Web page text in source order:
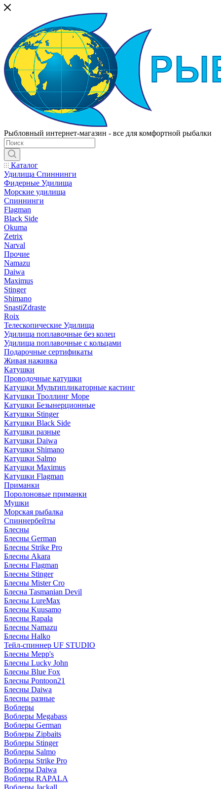
Рыбловный интернет-магазин - все для комфортной рыбалки
Каталог
Удилища Спиннинги
Фидерные Удилища
Морские удилища
Спиннинги
Flagman
Black Side
Okuma
Zetrix
Narval
Прочие
Namazu
Daiwa
Maximus
Stinger
Shimano
SnastiZdraste
Roix
Телескопические Удилища
Удилища поплавочные без колец
Удилища поплавочные с кольцами
Подарочные сертификаты
Живая наживка
Катушки
Проводочные катушки
Катушки Мультипликаторные кастинг
Катушки Троллинг Море
Катушки Безынерционные
Катушки Stinger
Катушки Black Side
Катушки разные
Катушки Daiwa
Катушки Shimano
Катушки Salmo
Катушки Maximus
Катушки Flagman
Приманки
Поролоновые приманки
Мушки
Морская рыбалка
Спиннербейты
Блесны
Блесны German
Блесны Strike Pro
Блесны Akara
Блесны Flagman
Блесны Stinger
Блесны Mister Cro
Блесна Tasmanian Devil
Блесны LureMax
Блесны Kuusamo
Блесны Rapala
Блесны Namazu
Блесны Halko
Тейл-спиннер UF STUDIO
Блесны Mepp's
Блесны Lucky John
Блесны Blue Fox
Блесны Pontoon21
Блесны Daiwa
Блесны разные
Воблеры
Воблеры Megabass
Воблеры German
Воблеры Zipbaits
Воблеры Stinger
Воблеры Salmo
Воблеры Strike Pro
Воблеры Daiwa
Воблеры RAPALA
Воблеры Jackall